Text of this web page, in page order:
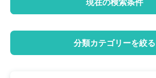
大カテゴリ: IT・ネットワーク分類カテゴリーを絞る